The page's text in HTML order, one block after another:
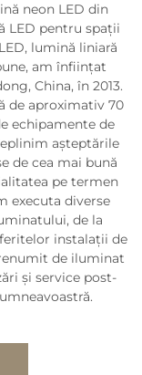
neon LED din
LED pentru spații
lumină liniară
am înființat
China, în 2013.
de aproximativ 70
echipamente de
așteptările
de cea mai bună
pe termen
executa diverse
de la
instalații de
de iluminat
și service post-